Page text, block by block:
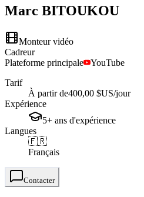
Marc BITOUKOU
Monteur vidéo
Cadreur
Plateforme principale
YouTube
Tarif
À partir de400,00 $US/jour
Expérience
5+ ans d'expérience
Langues
🇫🇷
Français
Contacter